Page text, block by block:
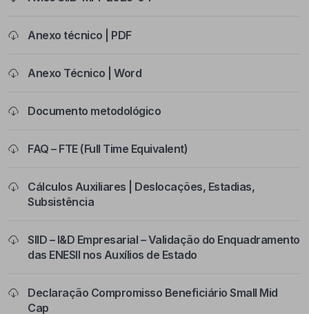
Anexo técnico | PDF
Anexo Técnico | Word
Documento metodológico
FAQ – FTE (Full Time Equivalent)
Cálculos Auxiliares | Deslocações, Estadias,
Subsistência
SIID – I&D Empresarial – Validação do Enquadramento
das ENESII nos Auxílios de Estado
Declaração Compromisso Beneficiário Small Mid
Cap